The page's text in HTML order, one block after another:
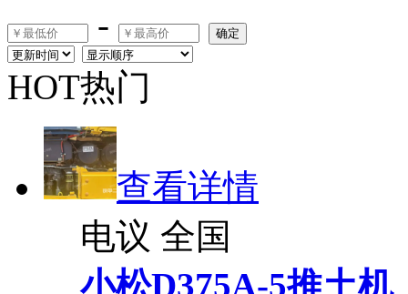
-
确定
HOT热门
查看详情
电议 全国
小松D375A-5推土机